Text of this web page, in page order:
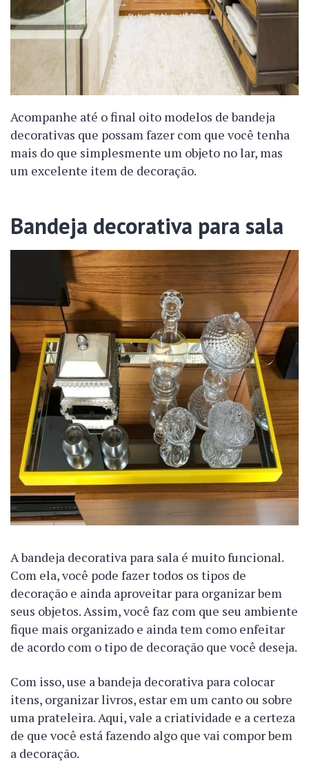
Acompanhe até o final oito modelos de bandeja
decorativas que possam fazer com que você tenha
mais do que simplesmente um objeto no lar, mas
um excelente item de decoração.
Bandeja decorativa para sala
A bandeja decorativa para sala é muito funcional.
Com ela, você pode fazer todos os tipos de
decoração e ainda aproveitar para organizar bem
seus objetos. Assim, você faz com que seu ambiente
fique mais organizado e ainda tem como enfeitar
de acordo com o tipo de decoração que você deseja.
Com isso, use a bandeja decorativa para colocar
itens, organizar livros, estar em um canto ou sobre
uma prateleira. Aqui, vale a criatividade e a certeza
de que você está fazendo algo que vai compor bem
a decoração.